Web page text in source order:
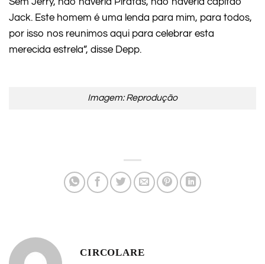
Jack. Este homem é uma lenda para mim, para todos,
por isso nos reunimos aqui para celebrar esta
merecida estrela”, disse Depp.
Imagem: Reprodução
CIRCOLARE